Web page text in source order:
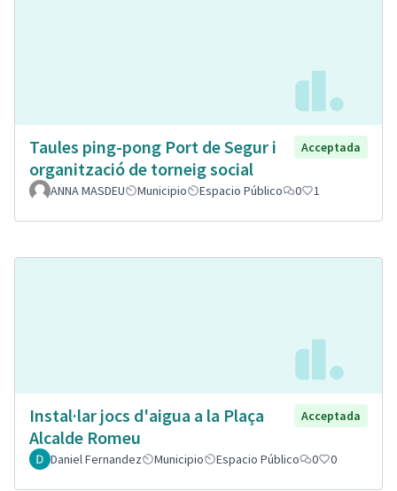
Taules ping-pong Port de Segur i
organització de torneig social
Acceptada
ANNA MASDEU Municipio Espacio Público 0 1
Instal·lar jocs d'aigua a la Plaça
Alcalde Romeu
Acceptada
Daniel Fernandez Municipio Espacio Público 0 0